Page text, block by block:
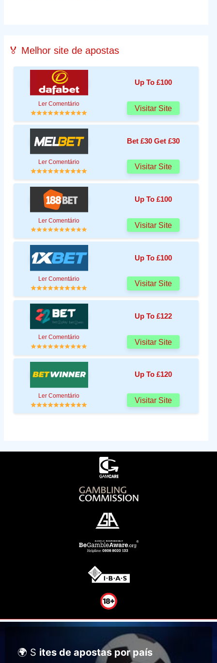
🏅 Melhor site de apostas
Up To £100
Ler Comentário
Visitar Site
Bet £30 Get £30
Ler Comentário
Visitar Site
Up To £100
Ler Comentário
Visitar Site
Up To £100
Ler Comentário
Visitar Site
Up To £122
Ler Comentário
Visitar Site
Up To £120
Ler Comentário
Visitar Site
🌍 S ites de apostas por país